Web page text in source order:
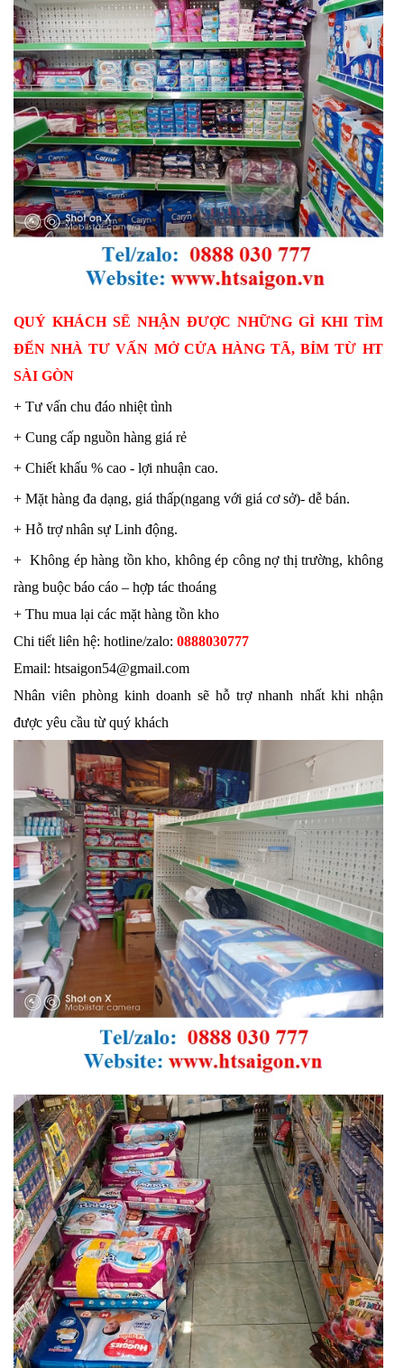
QUÝ KHÁCH SẼ NHẬN ĐƯỢC NHỮNG GÌ KHI TÌM
ĐẾN NHÀ TƯ VẤN MỞ CỬA HÀNG TÃ, BỈM TỪ HT
SÀI GÒN
+ Tư vấn chu đáo nhiệt tình
+ Cung cấp nguồn hàng giá rẻ
+ Chiết khấu % cao - lợi nhuận cao.
+ Mặt hàng đa dạng, giá thấp(ngang với giá cơ sở)- dễ bán.
+ Hỗ trợ nhân sự Linh động.
+ Không ép hàng tồn kho, không ép công nợ thị trường, không
ràng buộc báo cáo – hợp tác thoáng
+ Thu mua lại các mặt hàng tồn kho
Chi tiết liên hệ: hotline/zalo: 0888030777
Email: htsaigon54@gmail.com
Nhân viên phòng kinh doanh sẽ hỗ trợ nhanh nhất khi nhận
được yêu cầu từ quý khách